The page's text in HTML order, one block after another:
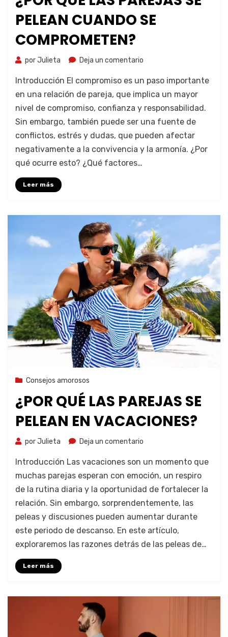
PELEAN CUANDO SE
COMPROMETEN?
porJulieta Deja un comentario
Introducción El compromiso es un paso importante
en una relación de pareja, que implica un mayor
nivel de compromiso, confianza y responsabilidad.
Sin embargo, también puede ser una fuente de
conflictos, estrés y dudas, que pueden afectar
negativamente a la convivencia y la armonía. ¿Por
qué ocurre esto? ¿Qué factores…
Leer más
7 de noviembre de 2023
Consejos amorosos
¿POR QUÉ LAS PAREJAS SE
PELEAN EN VACACIONES?
porJulieta Deja un comentario
Introducción Las vacaciones son un momento que
muchas parejas esperan con emoción, un respiro
de la rutina diaria y la oportunidad de fortalecer la
relación. Sin embargo, sorprendentemente, las
peleas y discusiones pueden aumentar durante
este periodo de descanso. En este artículo,
exploraremos las razones detrás de las peleas de…
Leer más